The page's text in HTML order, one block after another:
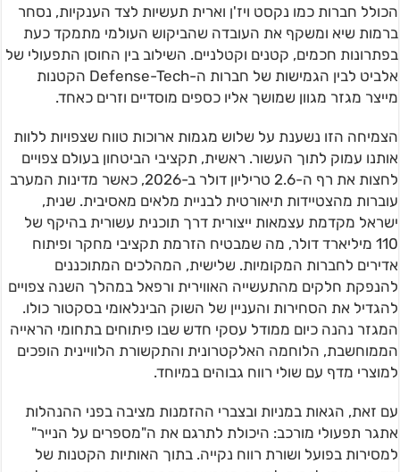
הכולל חברות כמו נקסט ויז'ן וארית תעשיות לצד הענקיות, נסחר
ברמות שיא ומשקף את העובדה שהביקוש העולמי מתמקד כעת
בפתרונות חכמים, קטנים וקטלניים. השילוב בין החוסן התפעולי של
אלביט לבין הגמישות של חברות ה-Defense-Tech הקטנות
מייצר מגזר מגוון שמושך אליו כספים מוסדיים וזרים כאחד.
הצמיחה הזו נשענת על שלוש מגמות ארוכות טווח שצפויות ללוות
אותנו עמוק לתוך העשור. ראשית, תקציבי הביטחון בעולם צפויים
לחצות את רף ה-2.6 טריליון דולר ב-2026, כאשר מדינות המערב
עוברות מהצטיידות תיאורטית לבניית מלאים מאסיבית. שנית,
ישראל מקדמת עצמאות ייצורית דרך תוכנית עשורית בהיקף של
110 מיליארד דולר, מה שמבטיח הזרמת תקציבי מחקר ופיתוח
אדירים לחברות המקומיות. שלישית, המהלכים המתוכננים
להנפקת חלקים מהתעשייה האווירית ורפאל במהלך השנה צפויים
להגדיל את הסחירות והעניין של השוק הבינלאומי בסקטור כולו.
המגזר נהנה כיום ממודל עסקי חדש שבו פיתוחים בתחומי הראייה
הממוחשבת, הלוחמה האלקטרונית והתקשורת הלוויינית הופכים
למוצרי מדף עם שולי רווח גבוהים במיוחד.
עם זאת, הגאות במניות ובצברי ההזמנות מציבה בפני ההנהלות
אתגר תפעולי מורכב: היכולת לתרגם את ה"מספרים על הנייר"
למסירות בפועל ושורת רווח נקייה. בתוך האותיות הקטנות של